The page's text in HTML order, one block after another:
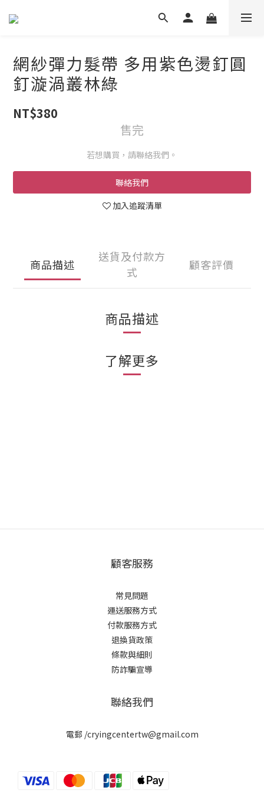
網紗彈力髮帶 多用紫色燙釘圓
釘漩渦叢林綠
NT$380
售完
若想購買，請聯絡我們。
聯絡我們
加入追蹤清單
商品描述
送貨及付款方
式
顧客評價
商品描述
了解更多
顧客服務
常見問題
運送服務方式
付款服務方式
退換貨政策
條款與細則
防詐騙宣導
聯絡我們
電郵 /cryingcentertw@gmail.com